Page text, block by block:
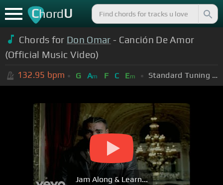
ChordU
Chords for Don Omar - Canción De Amor
(Official Music Video)
132.95 bpm G Am F C Em Standard Tuning (EADGBE)
Jam Along & Learn...